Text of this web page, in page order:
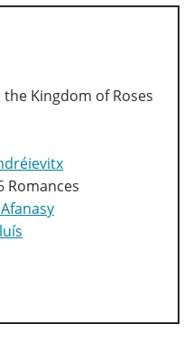
Kingdom of Roses
Romances